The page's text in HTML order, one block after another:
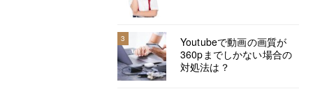
3
Youtubeで動画の画質が
360pまでしかない場合の
対処法は？